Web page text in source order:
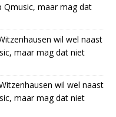
Qmusic, maar mag dat
wil wel naast
maar mag dat niet
wil wel naast
maar mag dat niet